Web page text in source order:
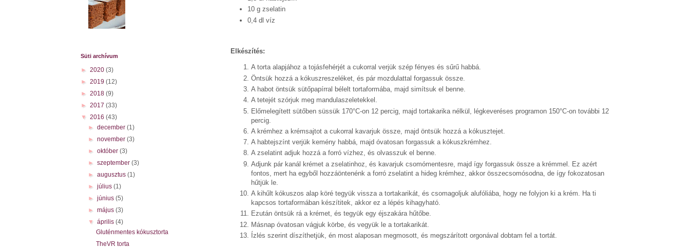
10 g zselatin
0,4 dl víz
Elkészítés:
A torta alapjához a tojásfehérjét a cukorral verjük szép fényes és sűrű habbá.
Öntsük hozzá a kókuszreszeléket, és pár mozdulattal forgassuk össze.
A habot öntsük sütőpapírral bélelt tortaformába, majd simítsuk el benne.
A tetejét szórjuk meg mandulaszeletekkel.
Előmelegített sütőben süssük 170°C-on 12 percig, majd tortakarika nélkül, légkeveréses programon 150°C-on további 12
percig.
A krémhez a krémsajtot a cukorral kavarjuk össze, majd öntsük hozzá a kókusztejet.
A habtejszínt verjük kemény habbá, majd óvatosan forgassuk a kókuszkrémhez.
A zselatint adjuk hozzá a forró vízhez, és olvasszuk el benne.
Adjunk pár kanál krémet a zselatinhoz, és kavarjuk csomómentesre, majd így forgassuk össze a krémmel. Ez azért
fontos, mert ha egyből hozzáöntenénk a forró zselatint a hideg krémhez, akkor összecsomósodna, de így fokozatosan
hűtjük le.
A kihűlt kókuszos alap köré tegyük vissza a tortakarikát, és csomagoljuk alufóliába, hogy ne folyjon ki a krém. Ha ti
kapcsos tortaformában készítitek, akkor ez a lépés kihagyható.
Ezután öntsük rá a krémet, és tegyük egy éjszakára hűtőbe.
Másnap óvatosan vágjuk körbe, és vegyük le a tortakarikát.
Ízlés szerint díszíthetjük, én most alaposan megmosott, és megszárított orgonával dobtam fel a tortát.
Süti archívum
► 2020 (3)
► 2019 (12)
► 2018 (9)
► 2017 (33)
▼ 2016 (43)
►december(1)
►november(3)
►október(3)
►szeptember(3)
►augusztus(1)
►július(1)
►június(5)
►május(3)
▼április(4)
Gluténmentes kókusztorta
TheVR torta